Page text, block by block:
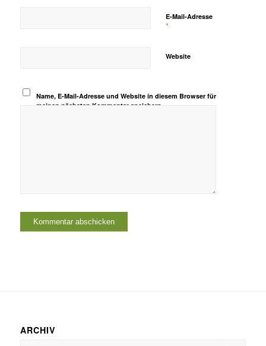
E-Mail-Adresse
*
Website
Name, E-Mail-Adresse und Website in diesem Browser für
meinen nächsten Kommentar speichern.
ARCHIV